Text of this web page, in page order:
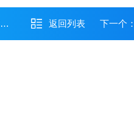
返回列表 下一个：